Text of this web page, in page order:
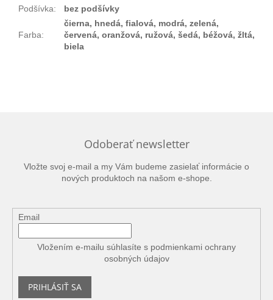
Podšívka: bez podšívky
Farba:
čierna, hnedá, fialová, modrá, zelená,
červená, oranžová, ružová, šedá, béžová, žltá,
biela
Odoberať newsletter
Vložte svoj e-mail a my Vám budeme zasielať informácie o
nových produktoch na našom e-shope.
Email
Vložením e-mailu súhlasíte s podmienkami ochrany
osobných údajov
PRIHLÁSIŤ SA